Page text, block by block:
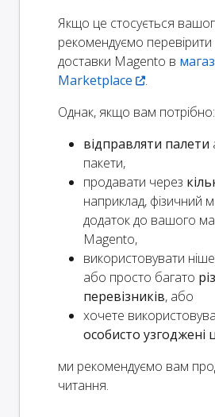
Якщо це стосується
рекомендуємо перевірити
доставки Magento в
Marketplace
.
Однак, якщо вам потрібно:
відправляти палети
пакети,
продавати через
наприклад, фізичний
додаток до вашого
Magento,
використовувати
або просто багато
перевізників, або
хочете
особисто узгоджені
ми рекомендуємо вам
читання.